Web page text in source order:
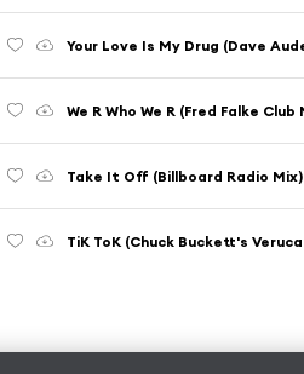
Your Love Is My Drug (Dave
We R Who We R (Fred Falke Club
Take It Off (Billboard Radio Mix)
TiK ToK (Chuck Buckett's